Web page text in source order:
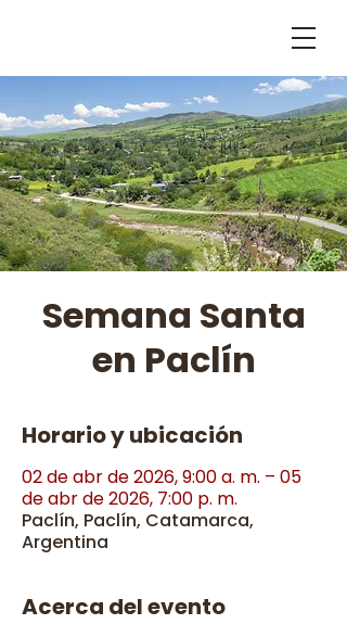
Semana Santa
en Paclín
Horario y ubicación
02 de abr de 2026, 9:00 a. m. – 05
de abr de 2026, 7:00 p. m.
Paclín, Paclín, Catamarca,
Argentina
Acerca del evento